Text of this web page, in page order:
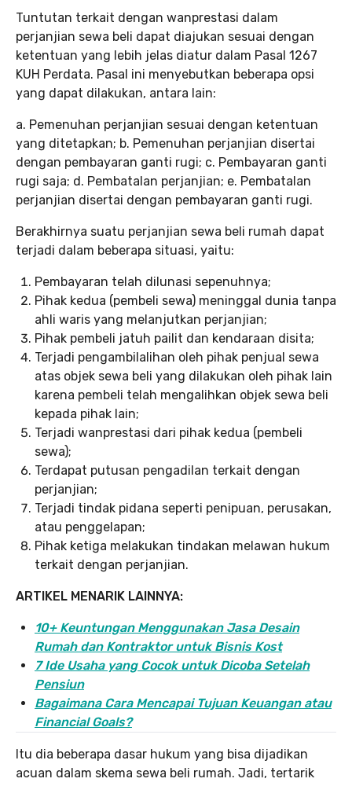
Tuntutan terkait dengan wanprestasi dalam
perjanjian sewa beli dapat diajukan sesuai dengan
ketentuan yang lebih jelas diatur dalam Pasal 1267
KUH Perdata. Pasal ini menyebutkan beberapa opsi
yang dapat dilakukan, antara lain:
a. Pemenuhan perjanjian sesuai dengan ketentuan
yang ditetapkan; b. Pemenuhan perjanjian disertai
dengan pembayaran ganti rugi; c. Pembayaran ganti
rugi saja; d. Pembatalan perjanjian; e. Pembatalan
perjanjian disertai dengan pembayaran ganti rugi.
Berakhirnya suatu perjanjian sewa beli rumah dapat
terjadi dalam beberapa situasi, yaitu:
Pembayaran telah dilunasi sepenuhnya;
Pihak kedua (pembeli sewa) meninggal dunia tanpa
ahli waris yang melanjutkan perjanjian;
Pihak pembeli jatuh pailit dan kendaraan disita;
Terjadi pengambilalihan oleh pihak penjual sewa
atas objek sewa beli yang dilakukan oleh pihak lain
karena pembeli telah mengalihkan objek sewa beli
kepada pihak lain;
Terjadi wanprestasi dari pihak kedua (pembeli
sewa);
Terdapat putusan pengadilan terkait dengan
perjanjian;
Terjadi tindak pidana seperti penipuan, perusakan,
atau penggelapan;
Pihak ketiga melakukan tindakan melawan hukum
terkait dengan perjanjian.
ARTIKEL MENARIK LAINNYA:
10+ Keuntungan Menggunakan Jasa Desain
Rumah dan Kontraktor untuk Bisnis Kost
7 Ide Usaha yang Cocok untuk Dicoba Setelah
Pensiun
Bagaimana Cara Mencapai Tujuan Keuangan atau
Financial Goals?
Itu dia beberapa dasar hukum yang bisa dijadikan
acuan dalam skema sewa beli rumah. Jadi, tertarik